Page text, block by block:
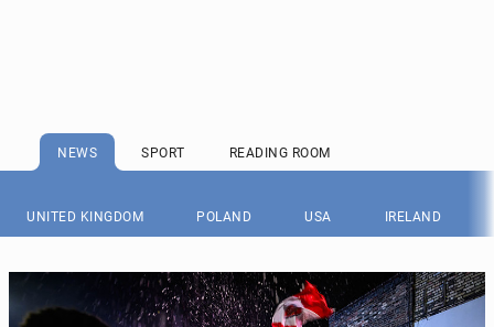
NEWS SPORT READING ROOM
UNITED KINGDOM POLAND USA IRELAND